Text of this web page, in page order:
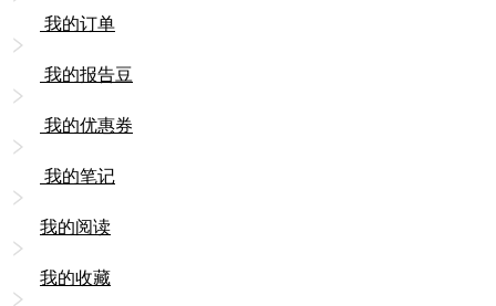
我的订单
我的报告豆
我的优惠券
我的笔记
我的阅读
我的收藏